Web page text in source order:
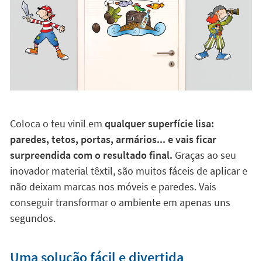
Coloca o teu vinil em qualquer superfície lisa:
paredes, tetos, portas, armários... e vais ficar
surpreendida com o resultado final. Graças ao seu
inovador material têxtil, são muitos fáceis de aplicar e
não deixam marcas nos móveis e paredes. Vais
conseguir transformar o ambiente em apenas uns
segundos.
Uma solução fácil e divertida